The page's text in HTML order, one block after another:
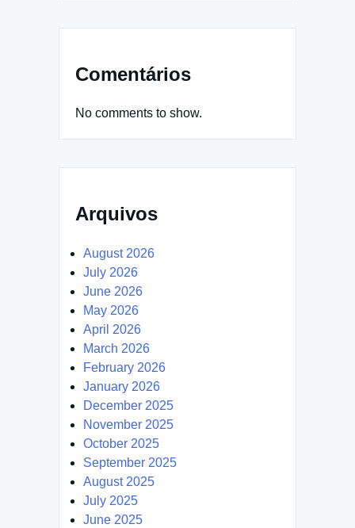
Comentários
No comments to show.
Arquivos
August 2026
July 2026
June 2026
May 2026
April 2026
March 2026
February 2026
January 2026
December 2025
November 2025
October 2025
September 2025
August 2025
July 2025
June 2025